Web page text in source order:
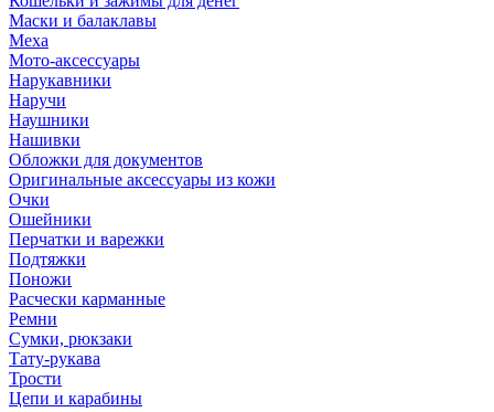
Маски и балаклавы
Меха
Мото-аксессуары
Нарукавники
Наручи
Наушники
Нашивки
Обложки для документов
Оригинальные аксессуары из кожи
Очки
Ошейники
Перчатки и варежки
Подтяжки
Поножи
Расчески карманные
Ремни
Сумки, рюкзаки
Тату-рукава
Трости
Цепи и карабины